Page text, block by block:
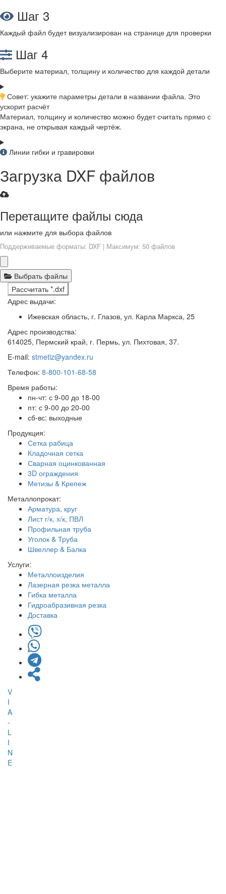
Шаг 3
Каждый файл будет визуализирован на странице для проверки
Шаг 4
Выберите материал, толщину и количество для каждой детали
Совет: укажите параметры детали в названии файла. Это
ускорит расчёт
Материал, толщину и количество можно будет считать прямо с
экрана, не открывая каждый чертёж.
Линии гибки и гравировки
Загрузка DXF файлов
Перетащите файлы сюда
или нажмите для выбора файлов
Поддерживаемые форматы: DXF | Максимум: 50 файлов
Выбрать файлы
Рассчитать *.dxf
Адрес выдачи:
Ижевская область, г. Глазов, ул. Карла Маркса, 25
Адрес производства:
614025, Пермский край, г. Пермь, ул. Пихтовая, 37.
E-mail: stmetiz@yandex.ru
Телефон: 8-800-101-68-58
Время работы:
пн-чт: с 9-00 до 18-00
пт: с 9-00 до 20-00
сб-вс: выходные
Продукция:
Сетка рабица
Кладочная сетка
Сварная оцинкованная
3D ограждения
Метизы & Крепеж
Металлопрокат:
Арматура, круг
Лист г/к, х/к, ПВЛ
Профильная труба
Уголок & Труба
Швеллер & Балка
Услуги:
Металлоизделия
Лазерная резка металла
Гибка металла
Гидроабразивная резка
Доставка
V
I
A
-
L
I
N
E